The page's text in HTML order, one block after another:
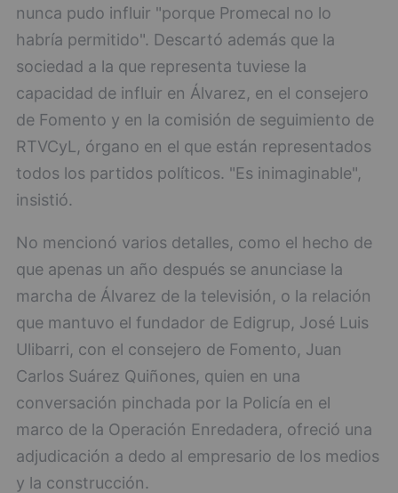
nunca pudo influir "porque Promecal no lo
habría permitido". Descartó además que la
sociedad a la que representa tuviese la
capacidad de influir en Álvarez, en el consejero
de Fomento y en la comisión de seguimiento de
RTVCyL, órgano en el que están representados
todos los partidos políticos. "Es inimaginable",
insistió.
No mencionó varios detalles, como el hecho de
que apenas un año después se anunciase la
marcha de Álvarez de la televisión, o la relación
que mantuvo el fundador de Edigrup, José Luis
Ulibarri, con el consejero de Fomento, Juan
Carlos Suárez Quiñones, quien en una
conversación pinchada por la Policía en el
marco de la Operación Enredadera, ofreció una
adjudicación a dedo al empresario de los medios
y la construcción.